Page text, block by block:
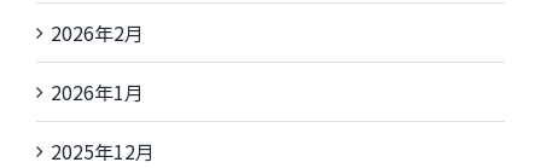
2026年2月
2026年1月
2025年12月